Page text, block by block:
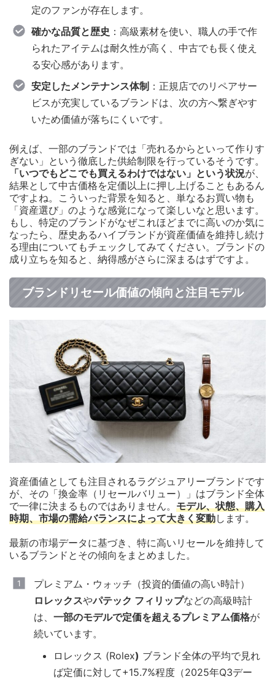
定のファンが存在します。
確かな品質と歴史 ：高級素材を使い、職人の手で作
られたアイテムは耐久性が高く、中古でも長く使え
る安心感があります。
安定したメンテナンス体制 ：正規店でのリペアサー
ビスが充実しているブランドは、次の方へ繋ぎやす
いため価値が落ちにくいです。
例えば、一部のブランドでは「売れるからといって作りす
ぎない」という徹底した供給制限を行っているそうです。
「いつでもどこでも買えるわけではない」という状況が、
結果として中古価格を定価以上に押し上げることもあるん
ですよね。こういった背景を知ると、単なるお買い物も
「資産選び」のような感覚になって楽しいなと思います。
もし、特定のブランドがなぜこれほどまでに高いのか気に
なったら、歴史あるハイブランドが資産価値を維持し続け
る理由についてもチェックしてみてください。ブランドの
成り立ちを知ると、納得感がさらに深まるはずですよ。
ブランドリセール価値の傾向と注目モデル
資産価値としても注目されるラグジュアリーブランドです
が、その「換金率（リセールバリュー）」はブランド全体
で一律に決まるものではありません。 モデル、状態、購入
時期、市場の需給バランスによって大きく変動します。
最新の市場データに基づき、特に高いリセールを維持して
いるブランドとその傾向をまとめました。
プレミアム・ウォッチ（投資的価値の高い時計）
ロレックスやパテック フィリップなどの高級時計
は、 一部のモデルで定価を超えるプレミアム価格が
続いています。
ロレックス (Rolex) ブランド全体の平均で見れ
ば定価に対して+15.7%程度（2025年Q3デー